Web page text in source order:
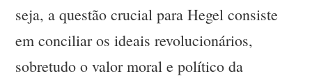
seja, a questão crucial para Hegel consiste
em conciliar os ideais revolucionários,
sobretudo o valor moral e político da